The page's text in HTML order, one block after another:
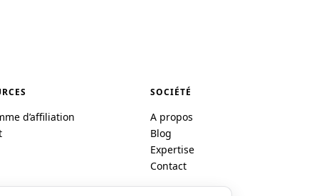
d’affiliation
SOCIÉTÉ
A propos
Blog
Expertise
Contact